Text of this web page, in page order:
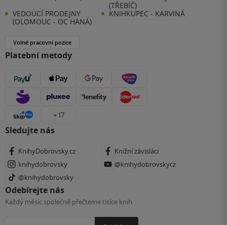
(TŘEBÍČ)
VEDOUCÍ PRODEJNY
(OLOMOUC - OC HANÁ)
KNIHKUPEC - KARVINÁ
Volné pracovní pozice
Platební metody
+ 17
Sledujte nás
KnihyDobrovsky.cz
Knižní závisláci
knihydobrovsky
@knihydobrovskycz
@knihydobrovsky
Odebírejte nás
Každý měsíc společně přečteme tisíce knih